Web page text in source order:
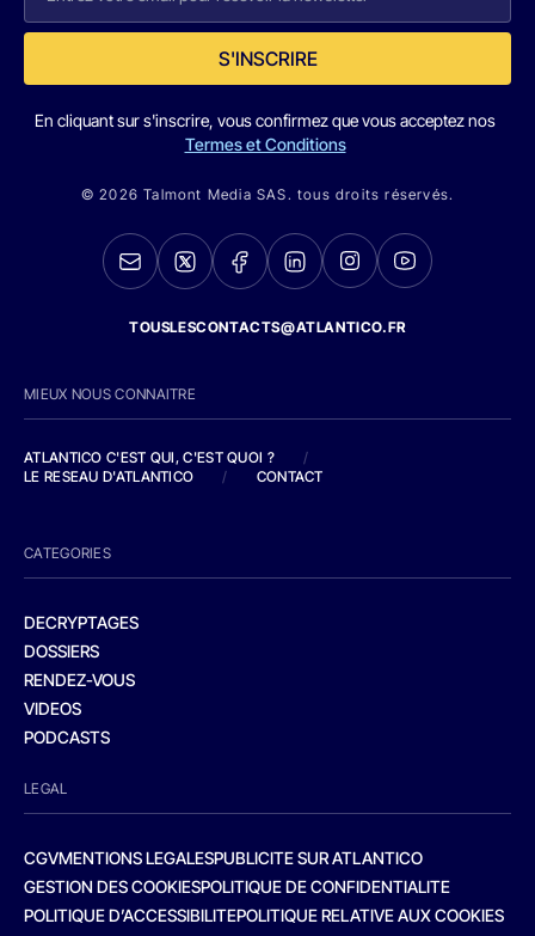
S'INSCRIRE
En cliquant sur s'inscrire, vous confirmez que vous acceptez nos
Termes et Conditions
© 2026 Talmont Media SAS. tous droits réservés.
TOUSLESCONTACTS@ATLANTICO.FR
MIEUX NOUS CONNAITRE
ATLANTICO C'EST QUI, C'EST QUOI ?
/
LE RESEAU D'ATLANTICO
/ CONTACT
CATEGORIES
DECRYPTAGES
DOSSIERS
RENDEZ-VOUS
VIDEOS
PODCASTS
LEGAL
CGVMENTIONS LEGALESPUBLICITE SUR ATLANTICO
GESTION DES COOKIESPOLITIQUE DE CONFIDENTIALITE
POLITIQUE D’ACCESSIBILITEPOLITIQUE RELATIVE AUX COOKIES